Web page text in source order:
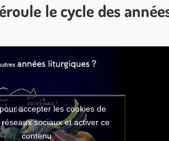
le cycle des
accepter les cookies de
sociaux et activer ce
contenu.